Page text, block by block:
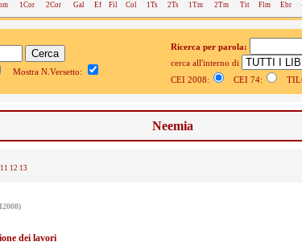
1Cor 2Cor Gal Ef Fil Col 1Ts 2Ts 1Tm 2Tm Tit Flm Ebr
Mostra N.Versetto:
Ricerca per parola:
cerca all'interno di
CEI 2008:
CEI 74:
Neemia
11 12 13
dei lavori